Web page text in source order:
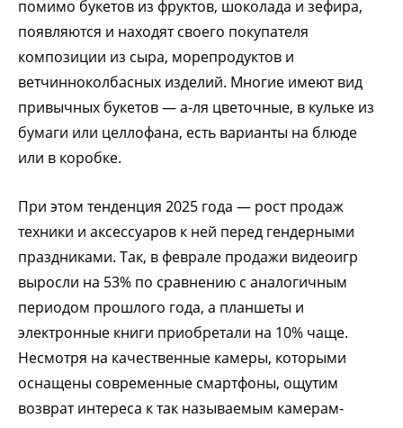
помимо букетов из фруктов, шоколада и зефира,
появляются и находят своего покупателя
композиции из сыра, морепродуктов и
ветчинноколбасных изделий. Многие имеют вид
привычных букетов — а-ля цветочные, в кульке из
бумаги или целлофана, есть варианты на блюде
или в коробке.
При этом тенденция 2025 года — рост продаж
техники и аксессуаров к ней перед гендерными
праздниками. Так, в феврале продажи видеоигр
выросли на 53% по сравнению с аналогичным
периодом прошлого года, а планшеты и
электронные книги приобретали на 10% чаще.
Несмотря на качественные камеры, которыми
оснащены современные смартфоны, ощутим
возврат интереса к так называемым камерам-